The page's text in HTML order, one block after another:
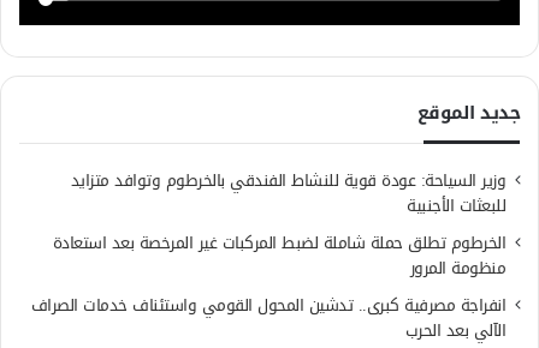
جديد الموقع
وزير السياحة: عودة قوية للنشاط الفندقي بالخرطوم وتوافد متزايد
للبعثات الأجنبية
الخرطوم تطلق حملة شاملة لضبط المركبات غير المرخصة بعد استعادة
منظومة المرور
انفراجة مصرفية كبرى.. تدشين المحول القومي واستئناف خدمات الصراف
الآلي بعد الحرب